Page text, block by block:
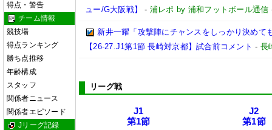
得点・警告
チーム情報
競技場
得点ランキング
勝ち点推移
年齢構成
スタッフ
関係者ニュース
関係者エピソード
Jリーグ記録
ュー/G大阪戦】
- 浦レポ by 浦和フットボール通信
新井一耀「攻撃陣にチャンスをしっかり決めて
【26-27.J1第1節 長崎対京都】試合前コメント - 長
リーグ戦
J1
第1節
J2
第1節